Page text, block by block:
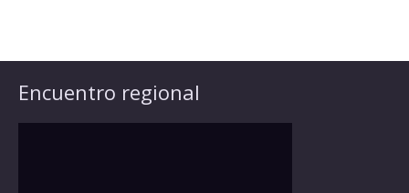
Encuentro regional